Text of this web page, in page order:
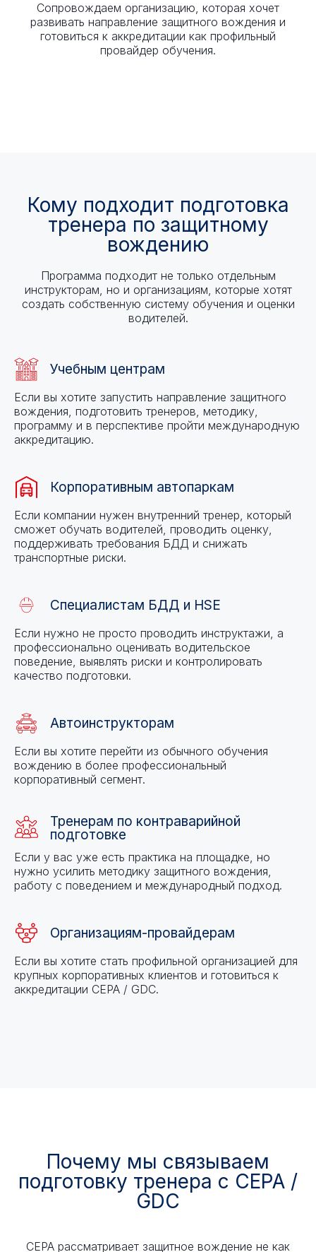
Сопровождаем организацию, которая хочет
развивать направление защитного вождения и
готовиться к аккредитации как профильный
провайдер обучения.
Кому подходит подготовка
тренера по защитному
вождению
Программа подходит не только отдельным
инструкторам, но и организациям, которые хотят
создать собственную систему обучения и оценки
водителей.
Учебным центрам
Если вы хотите запустить направление защитного
вождения, подготовить тренеров, методику,
программу и в перспективе пройти международную
аккредитацию.
Корпоративным автопаркам
Если компании нужен внутренний тренер, который
сможет обучать водителей, проводить оценку,
поддерживать требования БДД и снижать
транспортные риски.
Специалистам БДД и HSE
Если нужно не просто проводить инструктажи, а
профессионально оценивать водительское
поведение, выявлять риски и контролировать
качество подготовки.
Автоинструкторам
Если вы хотите перейти из обычного обучения
вождению в более профессиональный
корпоративный сегмент.
Тренерам по контраварийной
подготовке
Если у вас уже есть практика на площадке, но
нужно усилить методику защитного вождения,
работу с поведением и международный подход.
Организациям-провайдерам
Если вы хотите стать профильной организацией для
крупных корпоративных клиентов и готовиться к
аккредитации CEPA / GDC.
Почему мы связываем
подготовку тренера с CEPA /
GDC
CEPA рассматривает защитное вождение не как